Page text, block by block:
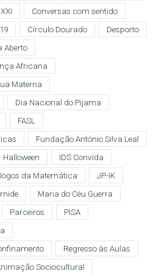
Conversas com sentido
Círculo Dourado
Desporto
Aberto
Africana
Materna
Dia Nacional do Pijama
FASL
Fundação António Silva Leal
Halloween
IDS Convida
da Matemática
JP-IK
Maria do Céu Guerra
Parceiros
PISA
Regresso às Aulas
Sociocultural